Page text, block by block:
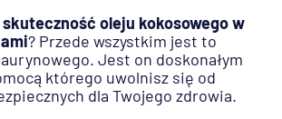
skuteczność oleju kokosowego w
? Przede wszystkim jest to
Jest on doskonałym
którego uwolnisz się od
dla Twojego zdrowia.